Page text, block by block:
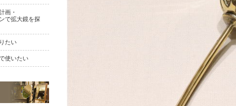
画・
で拡大鏡を探
たい
使いたい